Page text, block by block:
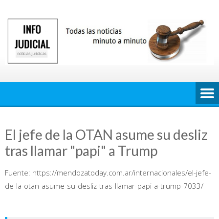
contenido
El jefe de la OTAN asume su desliz
tras llamar "papi" a Trump
Fuente: https://mendozatoday.com.ar/internacionales/el-jefe-
de-la-otan-asume-su-desliz-tras-llamar-papi-a-trump-7033/